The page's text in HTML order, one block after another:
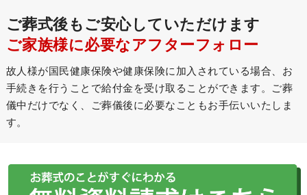
ご葬式後もご安心していただけます
ご家族様に必要なアフターフォロー
故人様が国民健康保険や健康保険に加入されている場合、お
手続きを行うことで給付金を受け取ることができます。ご葬
儀中だけでなく、ご葬儀後に必要なこともお手伝いいたしま
す。